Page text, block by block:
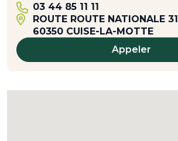
03 44 85 11 11
ROUTE ROUTE NATIONALE 31
60350 CUISE-LA-MOTTE
Appeler